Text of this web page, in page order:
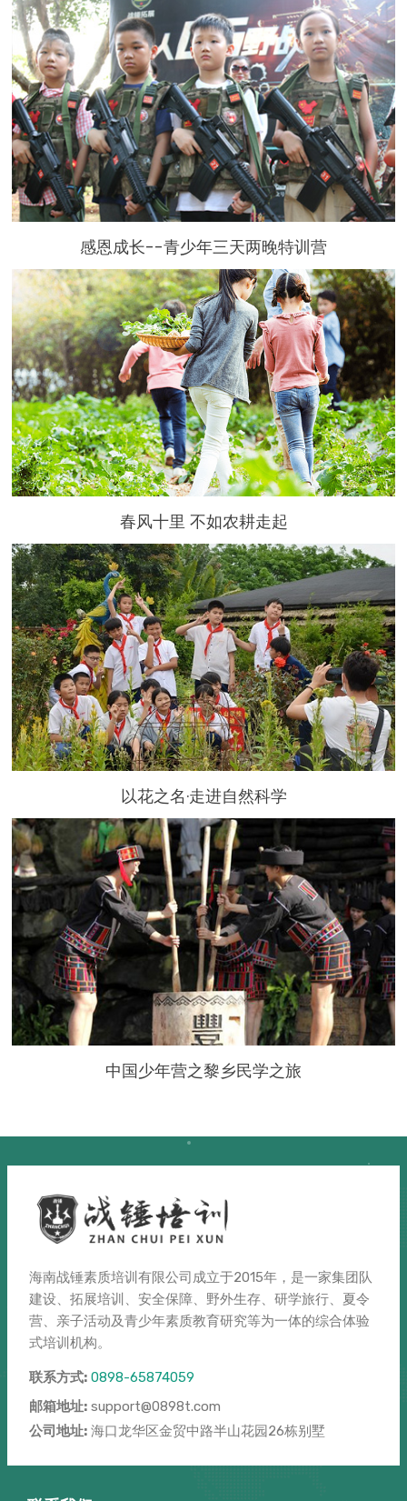
感恩成长--青少年三天两晚特训营
春风十里 不如农耕走起
以花之名·走进自然科学
中国少年营之黎乡民学之旅
海南战锤素质培训有限公司成立于2015年，是一家集团队
建设、拓展培训、安全保障、野外生存、研学旅行、夏令
营、亲子活动及青少年素质教育研究等为一体的综合体验
式培训机构。
联系方式: 0898-65874059
邮箱地址: support@0898t.com
公司地址: 海口龙华区金贸中路半山花园26栋别墅